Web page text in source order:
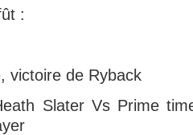
:
victoire de Ryback
Slater Vs Prime